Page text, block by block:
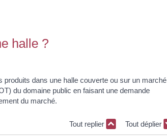
halle ?
produits dans une halle couverte ou sur un marché
du domaine public en faisant une demande
du marché.
Tout replier Tout déplier